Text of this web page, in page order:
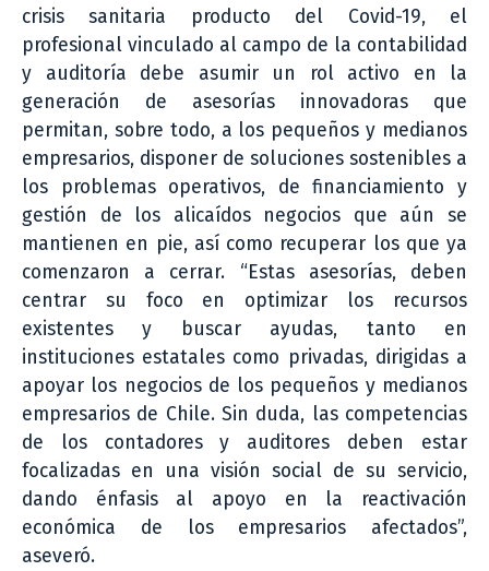
crisis sanitaria producto del Covid-19, el
profesional vinculado al campo de la contabilidad
y auditoría debe asumir un rol activo en la
generación de asesorías innovadoras que
permitan, sobre todo, a los pequeños y medianos
empresarios, disponer de soluciones sostenibles a
los problemas operativos, de financiamiento y
gestión de los alicaídos negocios que aún se
mantienen en pie, así como recuperar los que ya
comenzaron a cerrar. “Estas asesorías, deben
centrar su foco en optimizar los recursos
existentes y buscar ayudas, tanto en
instituciones estatales como privadas, dirigidas a
apoyar los negocios de los pequeños y medianos
empresarios de Chile. Sin duda, las competencias
de los contadores y auditores deben estar
focalizadas en una visión social de su servicio,
dando énfasis al apoyo en la reactivación
económica de los empresarios afectados”,
aseveró.